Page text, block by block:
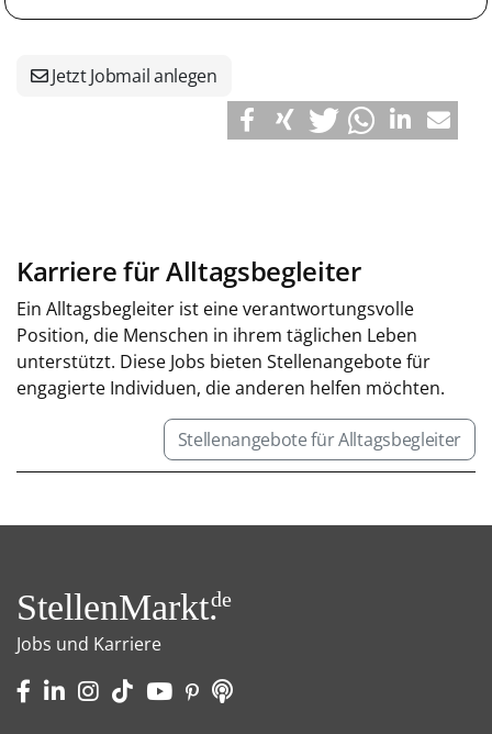
Jetzt Jobmail anlegen
Karriere für Alltagsbegleiter
Ein Alltagsbegleiter ist eine verantwortungsvolle
Position, die Menschen in ihrem täglichen Leben
unterstützt. Diese Jobs bieten Stellenangebote für
engagierte Individuen, die anderen helfen möchten.
Stellenangebote für Alltagsbegleiter
StellenMarkt.de
Jobs und Karriere